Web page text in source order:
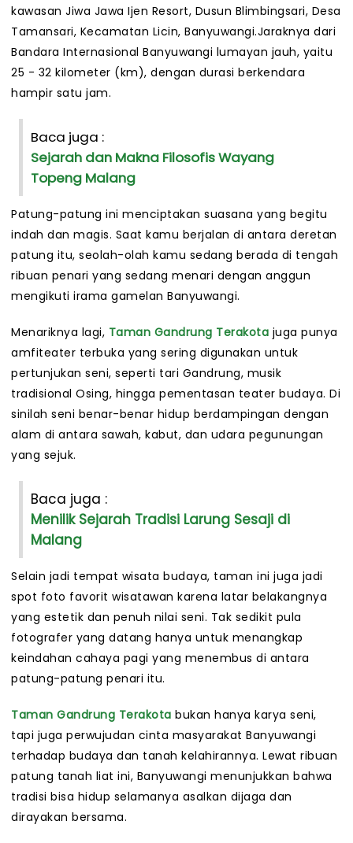
kawasan Jiwa Jawa Ijen Resort, Dusun Blimbingsari, Desa
Tamansari, Kecamatan Licin, Banyuwangi.Jaraknya dari
Bandara Internasional Banyuwangi lumayan jauh, yaitu
25 - 32 kilometer (km), dengan durasi berkendara
hampir satu jam.
Baca juga :
Sejarah dan Makna Filosofis Wayang
Topeng Malang
Patung-patung ini menciptakan suasana yang begitu
indah dan magis. Saat kamu berjalan di antara deretan
patung itu, seolah-olah kamu sedang berada di tengah
ribuan penari yang sedang menari dengan anggun
mengikuti irama gamelan Banyuwangi.
Menariknya lagi, Taman Gandrung Terakota juga punya
amfiteater terbuka yang sering digunakan untuk
pertunjukan seni, seperti tari Gandrung, musik
tradisional Osing, hingga pementasan teater budaya. Di
sinilah seni benar-benar hidup berdampingan dengan
alam di antara sawah, kabut, dan udara pegunungan
yang sejuk.
Baca juga :
Menilik Sejarah Tradisi Larung Sesaji di
Malang
Selain jadi tempat wisata budaya, taman ini juga jadi
spot foto favorit wisatawan karena latar belakangnya
yang estetik dan penuh nilai seni. Tak sedikit pula
fotografer yang datang hanya untuk menangkap
keindahan cahaya pagi yang menembus di antara
patung-patung penari itu.
Taman Gandrung Terakota bukan hanya karya seni,
tapi juga perwujudan cinta masyarakat Banyuwangi
terhadap budaya dan tanah kelahirannya. Lewat ribuan
patung tanah liat ini, Banyuwangi menunjukkan bahwa
tradisi bisa hidup selamanya asalkan dijaga dan
dirayakan bersama.